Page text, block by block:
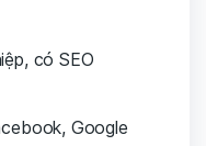
có SEO
Google